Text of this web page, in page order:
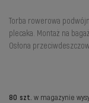
Torba rowerowa
plecaka. Montaż na
Osłona
80 szt. w magazynie